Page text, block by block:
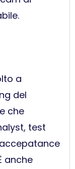
a
del
che
test
anche